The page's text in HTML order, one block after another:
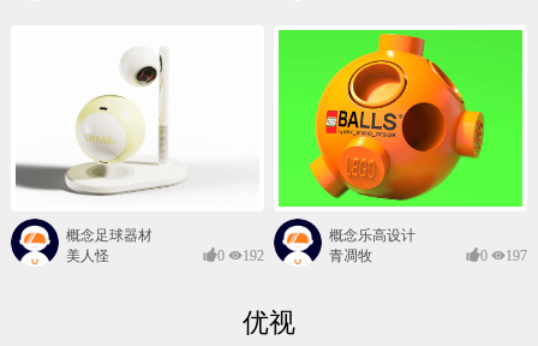
概念足球器材
美人怪
0 192
概念乐高设计
青凋牧
0 197
优视